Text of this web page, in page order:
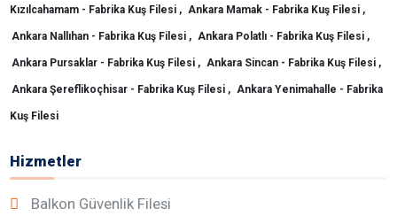
Kızılcahamam - Fabrika Kuş Filesi , Ankara Mamak - Fabrika Kuş Filesi ,
Ankara Nallıhan - Fabrika Kuş Filesi , Ankara Polatlı - Fabrika Kuş Filesi ,
Ankara Pursaklar - Fabrika Kuş Filesi , Ankara Sincan - Fabrika Kuş Filesi ,
Ankara Şereflikoçhisar - Fabrika Kuş Filesi , Ankara Yenimahalle - Fabrika
Kuş Filesi
Hizmetler
Balkon Güvenlik Filesi